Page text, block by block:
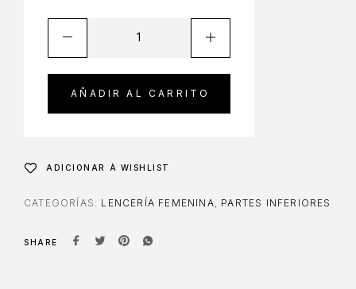
AÑADIR AL CARRITO
ADICIONAR À WISHLIST
CATEGORÍAS: LENCERÍA FEMENINA PARTES INFERIORES
SHARE